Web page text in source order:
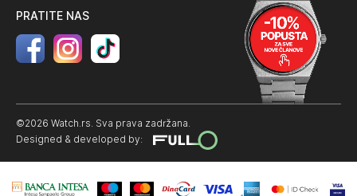
PRATITE NAS
©2026 Watch.rs. Sva prava zadržana.
Designed & developed by: